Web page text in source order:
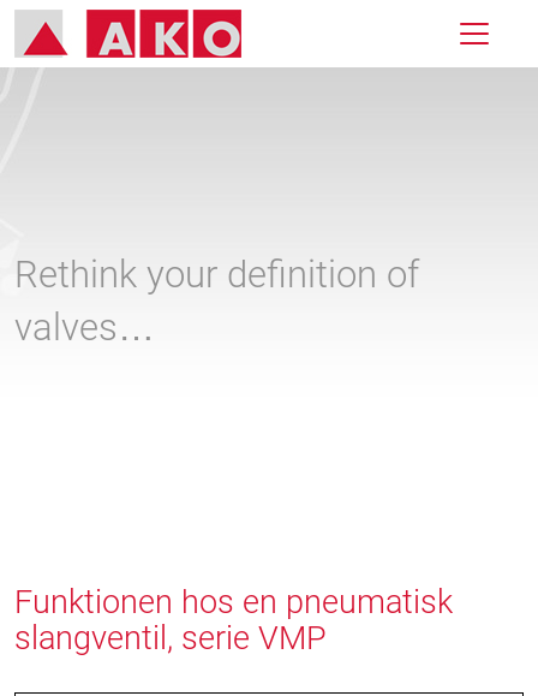
Rethink your definition of
valves…
Funktionen hos en pneumatisk
slangventil, serie VMP